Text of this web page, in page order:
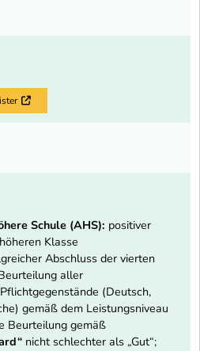
Externer Link
Schule (AHS): positiver
Klasse
Abschluss der vierten
aller
(Deutsch,
gemäß dem Leistungsniveau
Beurteilung gemäß
nicht schlechter als „Gut“;